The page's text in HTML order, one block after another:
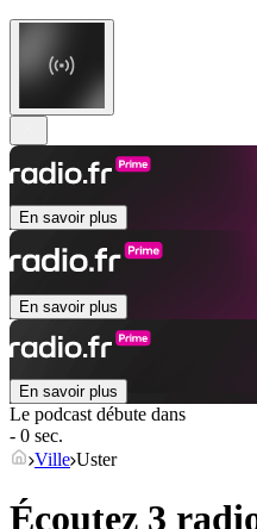
En savoir plus
En savoir plus
En savoir plus
Le podcast débute dans
- 0 sec.
Ville Uster
Écoutez 3